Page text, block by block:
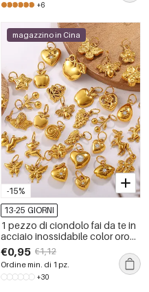
+6
-15%
magazzino in Cina
13-25 GIORNI
1 pezzo di ciondolo fai da te in
acciaio inossidabile color oro
impermeabile
€0,95 €1,12
Ordine min. di 1 pz.
+30